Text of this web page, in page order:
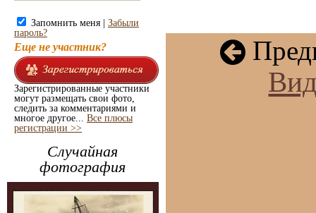
Запомнить меня | Забыли
пароль?
Еще не участник?
Зарегистрированные участники
могут размещать свои фото,
следить за комментариями и
многое другое... Все плюсы
регистрации >>
Случайная
фотография